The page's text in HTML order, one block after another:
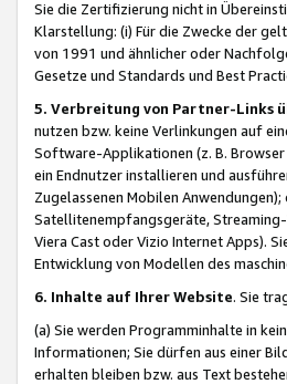
Sie die Zertifizierung nicht in
Klarstellung: (i) Für die Zwecke der
von 1991 und ähnlicher oder
Gesetze und Standards und Best
5. Verbreitung von Partner-Links
nutzen bzw. keine Verlinkungen auf
Software-Applikationen (z. B.
ein Endnutzer installieren und
Zugelassenen Mobilen
Satellitenempfangsgeräte,
Viera Cast oder Vizio Internet Apps).
Entwicklung von Modellen des
6. Inhalte auf Ihrer Website. Sie
(a) Sie werden Programminhalte in
Informationen; Sie dürfen aus einer
erhalten bleiben bzw. aus Text